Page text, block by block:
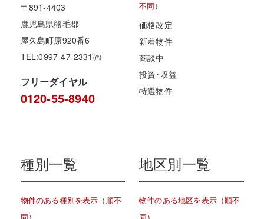
〒891-4403
鹿児島県熊毛郡
屋久島町原920番6
TEL:0997-47-2331㈹
フリーダイヤル
0120-55-8940
不同）
価格改定
新着物件
商談中
投資･収益
特選物件
種別一覧
物件のある種別を表示（順不
地区別一覧
物件のある地区を表示（順不